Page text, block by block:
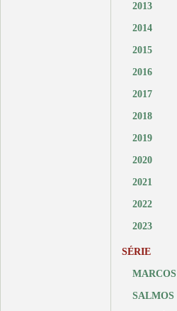
2013
2014
2015
2016
2017
2018
2019
2020
2021
2022
2023
SÉRIE
MARCOS
SALMOS